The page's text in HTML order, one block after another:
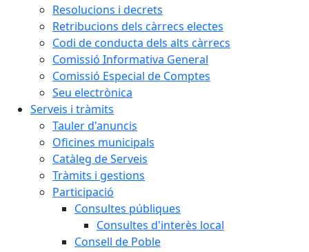
Resolucions i decrets
Retribucions dels càrrecs electes
Codi de conducta dels alts càrrecs
Comissió Informativa General
Comissió Especial de Comptes
Seu electrònica
Serveis i tràmits
Tauler d'anuncis
Oficines municipals
Catàleg de Serveis
Tràmits i gestions
Participació
Consultes públiques
Consultes d'interès local
Consell de Poble